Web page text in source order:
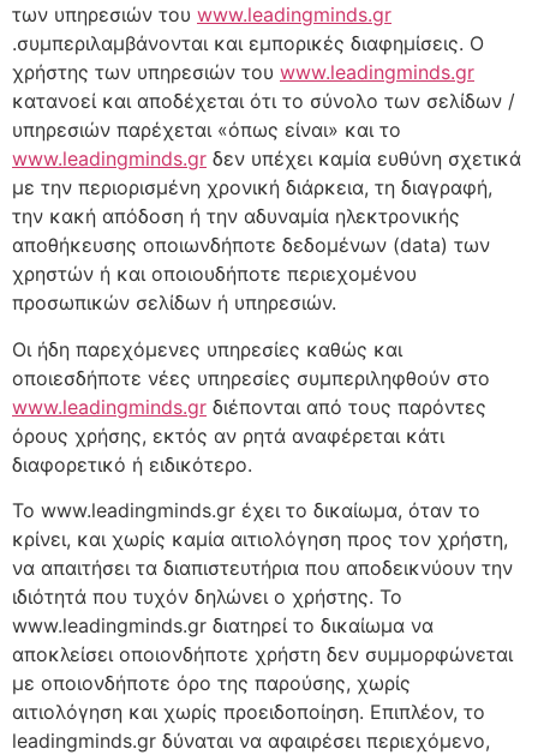
των υπηρεσιών του www.leadingminds.gr
.συμπεριλαμβάνονται και εμπορικές διαφημίσεις. Ο
χρήστης των υπηρεσιών του www.leadingminds.gr
κατανοεί και αποδέχεται ότι το σύνολο των σελίδων /
υπηρεσιών παρέχεται «όπως είναι» και το
www.leadingminds.gr δεν υπέχει καμία ευθύνη σχετικά
με την περιορισμένη χρονική διάρκεια, τη διαγραφή,
την κακή απόδοση ή την αδυναμία ηλεκτρονικής
αποθήκευσης οποιωνδήποτε δεδομένων (data) των
χρηστών ή και οποιουδήποτε περιεχομένου
προσωπικών σελίδων ή υπηρεσιών.
Οι ήδη παρεχόμενες υπηρεσίες καθώς και
οποιεσδήποτε νέες υπηρεσίες συμπεριληφθούν στο
www.leadingminds.gr διέπονται από τους παρόντες
όρους χρήσης, εκτός αν ρητά αναφέρεται κάτι
διαφορετικό ή ειδικότερο.
Το www.leadingminds.gr έχει το δικαίωμα, όταν το
κρίνει, και χωρίς καμία αιτιολόγηση προς τον χρήστη,
να απαιτήσει τα διαπιστευτήρια που αποδεικνύουν την
ιδιότητά που τυχόν δηλώνει ο χρήστης. Το
www.leadingminds.gr διατηρεί το δικαίωμα να
αποκλείσει οποιονδήποτε χρήστη δεν συμμορφώνεται
με οποιονδήποτε όρο της παρούσης, χωρίς
αιτιολόγηση και χωρίς προειδοποίηση. Επιπλέον, το
leadingminds.gr δύναται να αφαιρέσει περιεχόμενο,